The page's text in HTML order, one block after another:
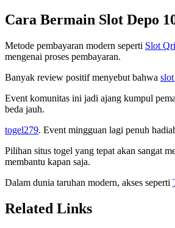
Cara Bermain Slot Depo
Metode pembayaran modern seperti Slot
mengenai proses pembayaran.
Banyak review positif menyebut bahwa
Event komunitas ini jadi ajang kumpul
beda jauh.
togel279. Event mingguan lagi penuh
Pilihan situs togel yang tepat akan sangat
membantu kapan saja.
Dalam dunia taruhan modern, akses seperti
Related Links